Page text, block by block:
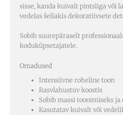
sisse, kanda kuivalt pintsliga või
vedelas šellakis dekoratiivsete
Sobib suurepäraselt
koduküpsetajatele.
Omadused
Intensiivne roheline toon
Rasvlahustuv koostis
Sobib massi toonimiseks
Kasutatav kuivalt või